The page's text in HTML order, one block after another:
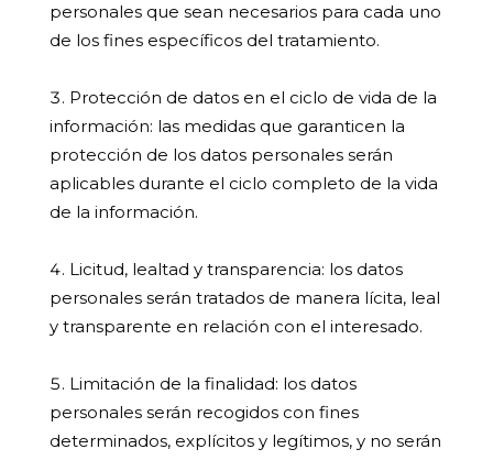
personales que sean necesarios para cada uno
de los fines específicos del tratamiento.
Protección de datos en el ciclo de vida de la
información: las medidas que garanticen la
protección de los datos personales serán
aplicables durante el ciclo completo de la vida
de la información.
Licitud, lealtad y transparencia: los datos
personales serán tratados de manera lícita, leal
y transparente en relación con el interesado.
Limitación de la finalidad: los datos
personales serán recogidos con fines
determinados, explícitos y legítimos, y no serán